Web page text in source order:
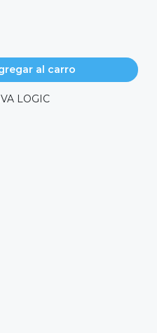
al carro
LOGIC